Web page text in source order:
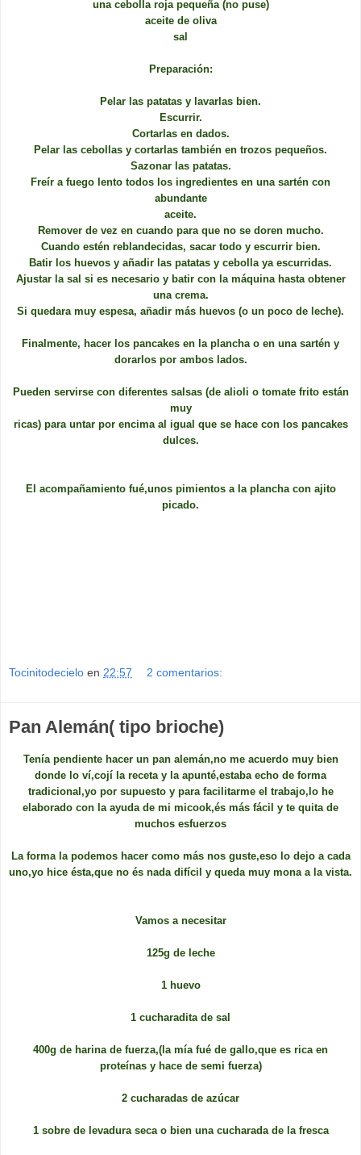
una cebolla roja pequeña (no puse)
aceite de oliva
sal
Preparación:
Pelar las patatas y lavarlas bien.
Escurrir.
Cortarlas en dados.
Pelar las cebollas y cortarlas también en trozos pequeños.
Sazonar las patatas.
Freír a fuego lento todos los ingredientes en una sartén con
abundante
aceite.
Remover de vez en cuando para que no se doren mucho.
Cuando estén reblandecidas, sacar todo y escurrir bien.
Batir los huevos y añadir las patatas y cebolla ya escurridas.
Ajustar la sal si es necesario y batir con la máquina hasta obtener
una crema.
Si quedara muy espesa, añadir más huevos (o un poco de leche).
Finalmente, hacer los pancakes en la plancha o en una sartén y
dorarlos por ambos lados.
Pueden servirse con diferentes salsas (de alioli o tomate frito están
muy
ricas) para untar por encima al igual que se hace con los pancakes
dulces.
El acompañamiento fué,unos pimientos a la plancha con ajito
picado.
Tocinitodecielo en 22:57 2 comentarios:
Pan Alemán( tipo brioche)
Tenía pendiente hacer un pan alemán,no me acuerdo muy bien
donde lo ví,cojí la receta y la apunté,estaba echo de forma
tradicional,yo por supuesto y para facilitarme el trabajo,lo he
elaborado con la ayuda de mi micook,és más fácil y te quita de
muchos esfuerzos
La forma la podemos hacer como más nos guste,eso lo dejo a cada
uno,yo hice ésta,que no és nada difícil y queda muy mona a la vista.
Vamos a necesitar
125g de leche
1 huevo
1 cucharadita de sal
400g de harina de fuerza,(la mía fué de gallo,que es rica en
proteínas y hace de semi fuerza)
2 cucharadas de azúcar
1 sobre de levadura seca o bien una cucharada de la fresca